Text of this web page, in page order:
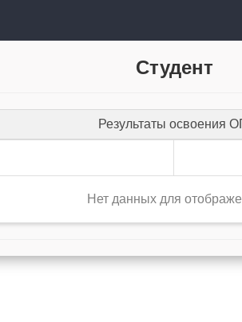
Студент
Результаты освоения
Нет данных для